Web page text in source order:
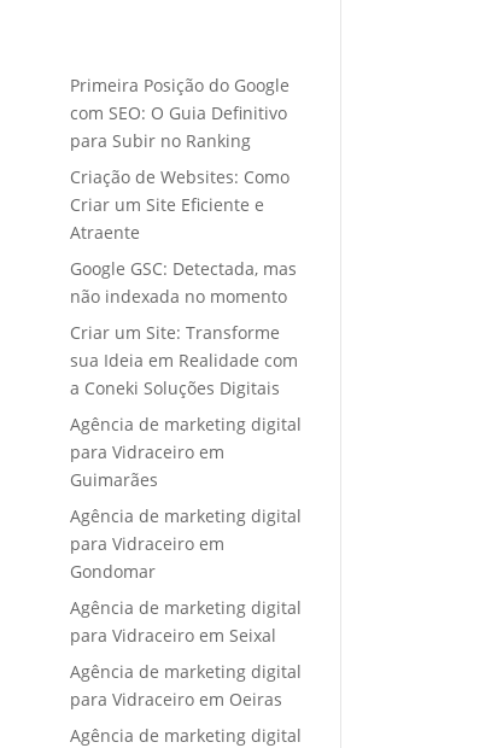
Primeira Posição do Google
com SEO: O Guia Definitivo
para Subir no Ranking
Criação de Websites: Como
Criar um Site Eficiente e
Atraente
Google GSC: Detectada, mas
não indexada no momento
Criar um Site: Transforme
sua Ideia em Realidade com
a Coneki Soluções Digitais
Agência de marketing digital
para Vidraceiro em
Guimarães
Agência de marketing digital
para Vidraceiro em
Gondomar
Agência de marketing digital
para Vidraceiro em Seixal
Agência de marketing digital
para Vidraceiro em Oeiras
Agência de marketing digital